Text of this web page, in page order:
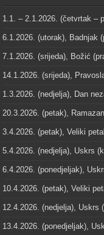
1.1. – 2.1.2026. (četvrtak –
6.1.2026. (utorak), Badnjak
7.1.2026. (srijeda), Božić
14.1.2026. (srijeda),
1.3.2026. (nedjelja), Dan
20.3.2026. (petak),
3.4.2026. (petak), Veliki
5.4.2026. (nedjelja), Uskrs
6.4.2026. (ponedjeljak),
10.4.2026. (petak), Veliki
12.4.2026. (nedjelja), Uskrs
13.4.2026. (ponedjeljak),